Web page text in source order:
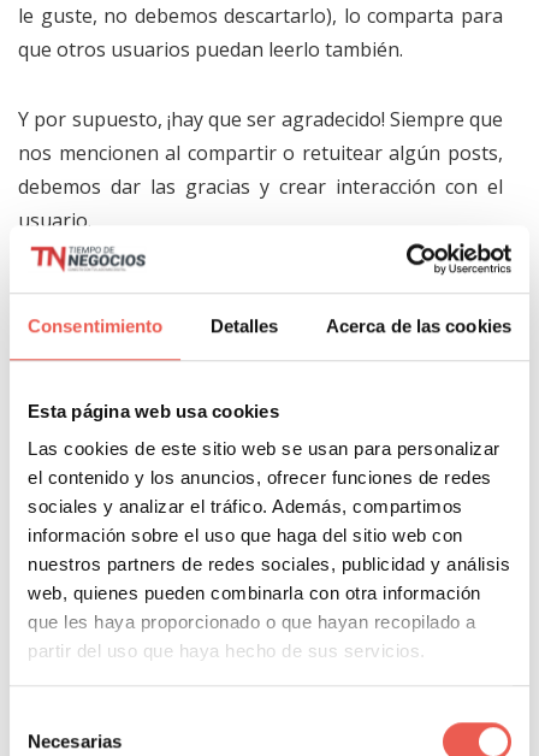
Consentimiento Detalles Acerca de las cookies
Esta página web usa cookies
Las cookies de este sitio web se usan para personalizar
el contenido y los anuncios, ofrecer funciones de redes
sociales y analizar el tráfico. Además, compartimos
información sobre el uso que haga del sitio web con
nuestros partners de redes sociales, publicidad y análisis
web, quienes pueden combinarla con otra información
que les haya proporcionado o que hayan recopilado a
partir del uso que haya hecho de sus servicios.
Necesarias
le guste, no debemos descartarlo), lo comparta para
que otros usuarios puedan leerlo también.
Y por supuesto, ¡hay que ser agradecido! Siempre que
nos mencionen al compartir o retuitear algún posts,
debemos dar las gracias y crear interacción con el
usuario.
5.SMO, «Social media
optimization».
optimización de tus publicaciones en redes sociales.
Al igual que nos preocupamos de la optimización en
buscadores, debemos tener en cuenta que las
publicaciones en redes sociales debes estar también
optimizadas para conseguir más alcance y clicks.
El SMO depende principalmente del social snippet,
que no es más que la vista previa de la publicación
que haremos en nuestro perfil: